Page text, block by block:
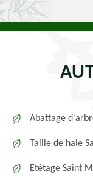
Abattage
Taille de haie
Etêtage Saint